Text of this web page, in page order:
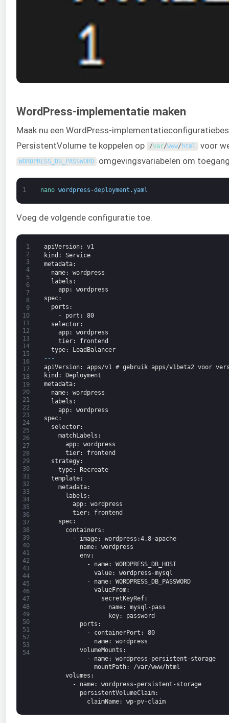
WordPress-implementatie maken
Maak nu een WordPress-
PersistentVolume te koppelen op
/var/www/ html voor
WORDPRESS_DB_PASSWORD omgevingsvariabelen om
1 nano wordpress -deployment .yaml
Voeg de volgende configuratie toe.
1
2
3
4
5
6
7
8
9
10
11
12
13
14
15
16
17
18
19
20
21
22
23
24
25
26
27
28
29
30
31
32
33
34
35
36
37
38
39
40
41
42
43
44
45
46
47
48
49
50
51
52
53
54
apiVersion: v1
kind : Service
metadata:
name: wordpress
labels :
app: wordpress
spec:
ports :
-
port : 80
selector:
app: wordpress
tier: frontend
type: LoadBalancer
---
apiVersion: apps/v1 # gebruik apps/v1beta2 voor
kind : Deployment
metadata:
name: wordpress
labels :
app: wordpress
spec:
selector:
matchLabels :
app: wordpress
tier: frontend
strategy:
type: Recreate
template:
metadata:
labels :
app: wordpress
tier: frontend
spec:
containers :
-
image: wordpress :4.8-apache
name: wordpress
env:
-
name: WORDPRESS_DB_HOST
value: wordpress-mysql
-
name: WORDPRESS_DB_PASSWORD
valueFrom:
secretKeyRef:
name: mysql-pass
key: password
ports :
-
containerPort : 80
name: wordpress
volumeMounts :
-
name: wordpress-persistent-storage
mountPath: /var/www/html
volumes :
-
name: wordpress-persistent-storage
persistentVolumeClaim:
claimName: wp-pv-claim